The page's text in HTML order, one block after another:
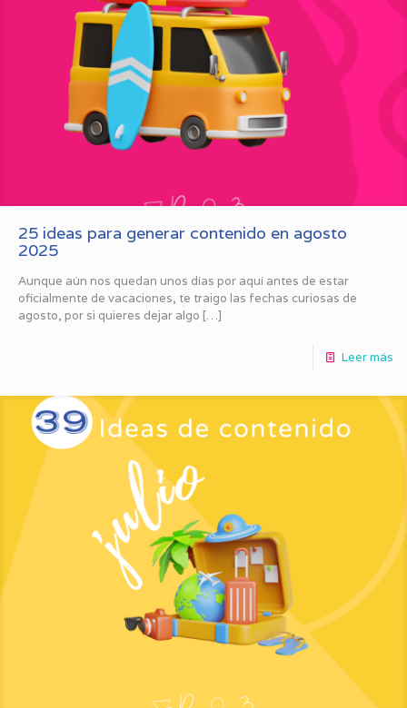
25 ideas para generar contenido en agosto
2025
Aunque aún nos quedan unos días por aquí antes de estar
oficialmente de vacaciones, te traigo las fechas curiosas de
agosto, por si quieres dejar algo […]
Leer más